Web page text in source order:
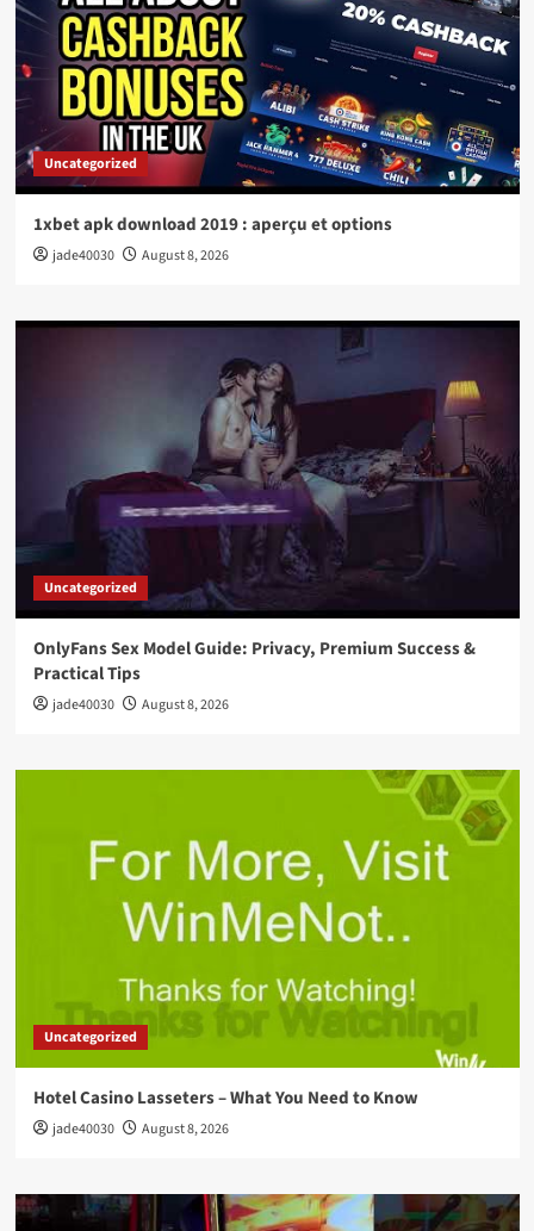
Uncategorized
1xbet apk download 2019 : aperçu et options
jade40030 August 8, 2026
Uncategorized
OnlyFans Sex Model Guide: Privacy, Premium Success &
Practical Tips
jade40030 August 8, 2026
Uncategorized
Hotel Casino Lasseters – What You Need to Know
jade40030 August 8, 2026